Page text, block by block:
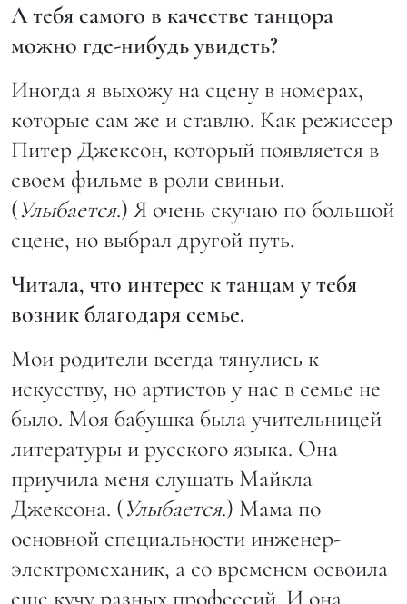
А тебя самого в качестве танцора
можно где-нибудь увидеть?
Иногда я выхожу на сцену в номерах,
которые сам же и ставлю. Как режиссер
Питер Джексон, который появляется в
своем фильме в роли свиньи.
(Улыбается.) Я очень скучаю по большой
сцене, но выбрал другой путь.
Читала, что интерес к танцам у тебя
возник благодаря семье.
Мои родители всегда тянулись к
искусству, но артистов у нас в семье не
было. Моя бабушка была учительницей
литературы и русского языка. Она
приучила меня слушать Майкла
Джексона. (Улыбается.) Мама по
основной специальности инженер-
электромеханик, а со временем освоила
еще кучу разных профессий. И она